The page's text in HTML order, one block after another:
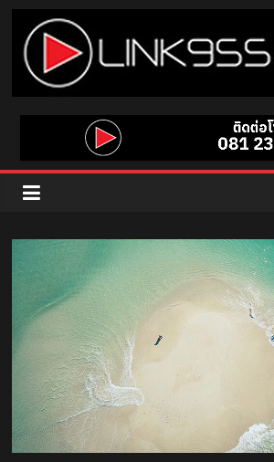
Skip
content
Link
95.5
คลื่น
เพลง
ฮิต
สุด
คูล
สถานี